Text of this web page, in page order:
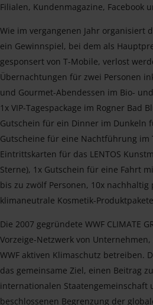
Filialen, Kundenmagazine, Facebook
Wie im vergangenen Jahr organisiert
ein Gewinnspiel, bei dem als
gesponsert von T-Mobile, verlost
Übernachtungen für zwei Personen
und Gourmet-Abendessen im Bio-
1x VIP-Tagespackage im Rogner Bad
Gutschein für ein Dinner im Dunkeln
Gutscheine für eine Nachtführung im
Eintrittskarten für das LENTOS
Sterne), 1x Gutschein für eine Fahrt
bis zu zwölf Personen, 10x
klimaneutrale Kosmetik-
Die 2007 gegründete WWF CLIMATE
Vorzeige-Netzwerk von
WWF aktiven Klimaschutz betreiben.
das gemeinsame Ziel, einen Beitrag
internationalen Staatengemeinschaft
beschlossenen Begrenzung der